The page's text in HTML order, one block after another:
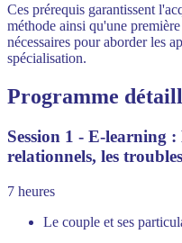
Ces prérequis garantissent
méthode ainsi qu'une
nécessaires pour aborder les
spécialisation.
Programme
Session 1 - E-learning :
relationnels, les
7 heures
Le couple et ses